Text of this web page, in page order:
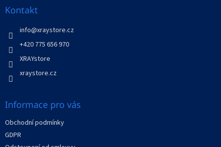
Kontakt
info@xraystore.cz
+420 775 656 970
XRAYstore
xraystore.cz
Informace pro vás
Obchodní podmínky
GDPR